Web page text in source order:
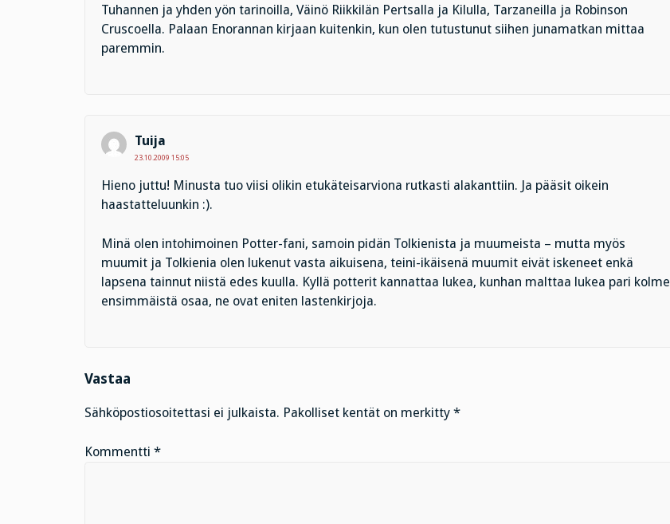
Tuhannen ja yhden yön tarinoilla, Väinö Riikkilän Pertsalla ja Kilulla, Tarzaneilla ja Robinson
Cruscoella. Palaan Enorannan kirjaan kuitenkin, kun olen tutustunut siihen junamatkan mittaa
paremmin.
Tuija
23.10.2009 15:05
Hieno juttu! Minusta tuo viisi olikin etukäteisarviona rutkasti alakanttiin. Ja pääsit oikein
haastatteluunkin :).
Minä olen intohimoinen Potter-fani, samoin pidän Tolkienista ja muumeista – mutta myös
muumit ja Tolkienia olen lukenut vasta aikuisena, teini-ikäisenä muumit eivät iskeneet enkä
lapsena tainnut niistä edes kuulla. Kyllä potterit kannattaa lukea, kunhan malttaa lukea pari kolme
ensimmäistä osaa, ne ovat eniten lastenkirjoja.
Vastaa
Sähköpostiosoitettasi ei julkaista. Pakolliset kentät on merkitty *
Kommentti *